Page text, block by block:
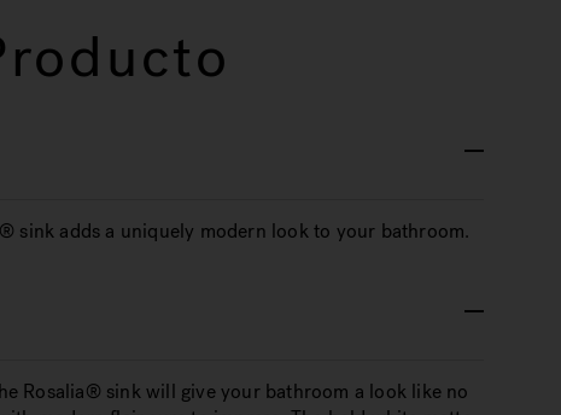
sink adds a uniquely modern look to your bathroom.
Rosalia® sink will give your bathroom a look like no